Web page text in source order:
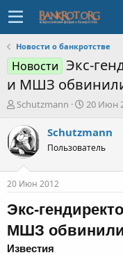
Новости о банкротстве
Новости Экс-
и МШЗ обвинили
А
т
о
р
е
м
ы
Schutzmann
Д
т
н
л
а
20 Июн
Schutzmann
Пользователь
20 Июн 2012
Экс-
МШЗ обвинили
Известия